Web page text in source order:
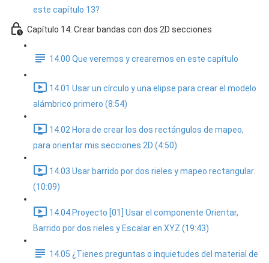
este capítulo 13?
Capítulo 14: Crear bandas con dos 2D secciones
14.00 Que veremos y crearemos en este capítulo
14.01 Usar un círculo y una elipse para crear el modelo
alámbrico primero (8:54)
14.02 Hora de crear los dos rectángulos de mapeo,
para orientar mis secciones 2D (4:50)
14.03 Usar barrido por dos rieles y mapeo rectangular.
(10:09)
14.04 Proyecto [01] Usar el componente Orientar,
Barrido por dos rieles y Escalar en XYZ (19:43)
14.05 ¿Tienes preguntas o inquietudes del material de